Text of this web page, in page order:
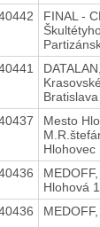
FINAL -
Bratislava
Mesto
Hlohovec
Hlohová